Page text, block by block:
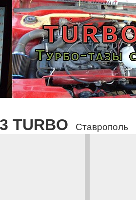
TURBO Ставрополь